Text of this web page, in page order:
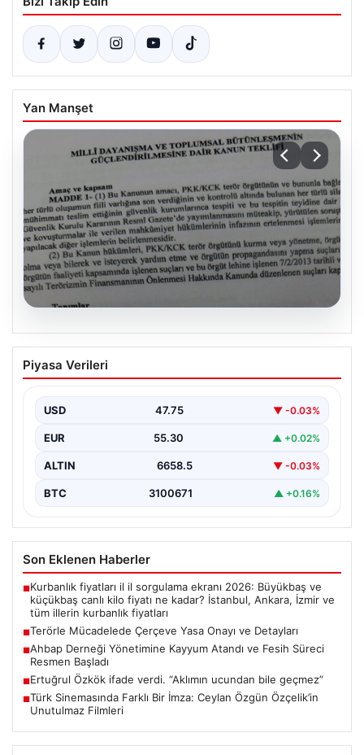
Yan Manşet
08.08.2026
Terörle Mücadelede Çerçeve Yasa
Onayı ve Detayları
başlatacak önemli adımlardan biri, hazırlanan ve TBMM
Adalet…
Piyasa Verileri
USD 47.75 ▼ -0.03%
EUR 55.30 ▲ +0.02%
ALTIN 6658.5 ▼ -0.03%
BTC 3100671 ▲ +0.16%
Son Eklenen Haberler
■Kurbanlık fiyatları il il sorgulama ekranı 2026: Büyükbaş ve
küçükbaş canlı kilo fiyatı ne kadar? İstanbul, Ankara, İzmir ve
tüm illerin kurbanlık fiyatları
■Terörle Mücadelede Çerçeve Yasa Onayı ve Detayları
■Ahbap Derneği Yönetimine Kayyum Atandı ve Fesih Süreci
Resmen Başladı
■Ertuğrul Özkök ifade verdi. “Aklımın ucundan bile geçmez”
■Türk Sinemasında Farklı Bir İmza: Ceylan Özgün Özçelik’in
Unutulmaz Filmleri